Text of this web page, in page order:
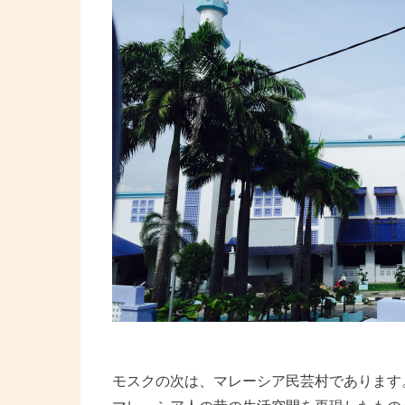
モスクの次は、マレーシア民芸村であります